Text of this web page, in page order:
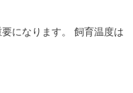
になります。 飼育温度は